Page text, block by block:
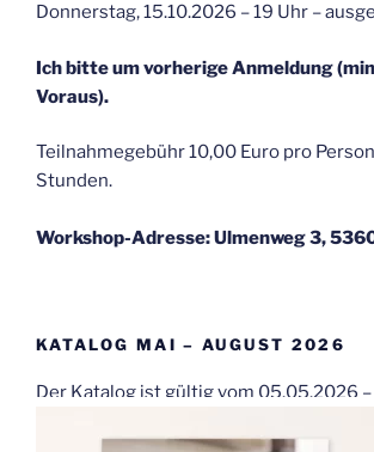
Donnerstag, 15.10.2026 – 19 Uhr –
Ich bitte um vorherige Anmeldung
Voraus).
Teilnahmegebühr 10,00 Euro pro
Stunden.
Workshop-Adresse: Ulmenweg 3,
KATALOG MAI – AUGUST 2026
Der Katalog ist gültig vom 05.05.2026